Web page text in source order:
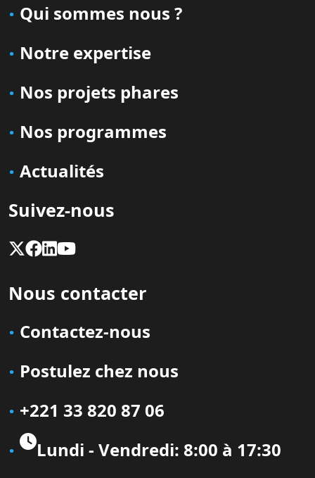
Qui sommes nous ?
Notre expertise
Nos projets phares
Nos programmes
Actualités
Suivez-nous
Nous contacter
Contactez-nous
Postulez chez nous
+221 33 820 87 06
Lundi - Vendredi: 8:00 à 17:30